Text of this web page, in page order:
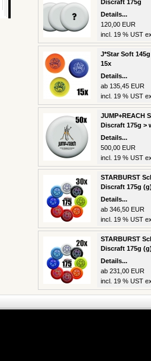
Discraft 175g
Details...
120,00 EUR
incl. 19 % UST
J*Star Soft
15x
Details...
ab 135,45 EUR
incl. 19 % UST
JUMP+REACH
Discraft 175g >
Details...
500,00 EUR
incl. 19 % UST
STARBURST
Discraft 175g
Details...
ab 346,50 EUR
incl. 19 % UST
STARBURST
Discraft 175g
Details...
ab 231,00 EUR
incl. 19 % UST